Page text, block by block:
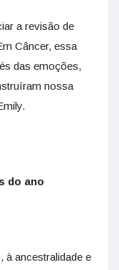
a revisão de
Câncer, essa
das emoções,
nossa
do ano
à ancestralidade e